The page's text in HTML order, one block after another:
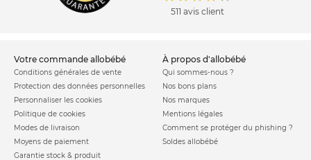
511 avis client
votre commande allobébé
Conditions générales de vente
Protection des données personnelles
Personnaliser les cookies
Politique de cookies
Modes de livraison
Moyens de paiement
Garantie stock & produit
à propos d'allobébé
Qui sommes-nous ?
Nos bons plans
Nos marques
Mentions légales
Comment se protéger du phishing ?
Soldes allobébé